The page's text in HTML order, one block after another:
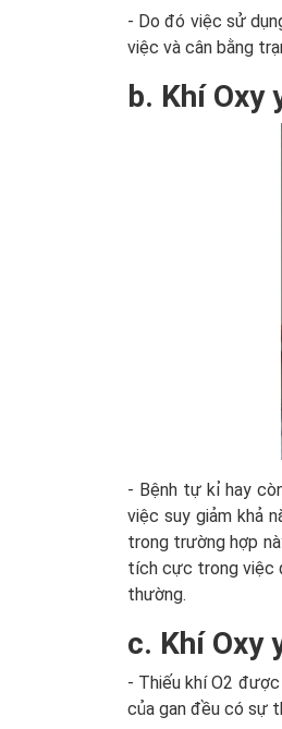
- Do đó việc sử
việc và cân bằng
b. Khí
- Bệnh tự kỉ hay
việc suy giảm khả
trong trường hợp
tích cực trong việc
thường.
c. Khí Oxy
- Thiếu khí O2
của gan đều có sự